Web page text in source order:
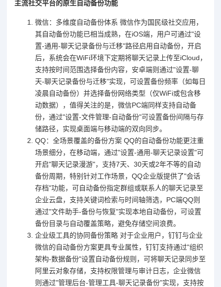
主流社交平台的原生自动备份功能
微信：多维度自动备份体系 微信作为国民级社交应用，
其自动备份功能已相当成熟，在iOS端，用户可通过"设
置-通用-聊天记录备份与迁移"路径启用自动备份，开启
后，系统会在WiFi环境下定期将聊天记录上传至iCloud，
支持按时间范围选择备份内容，安卓端则通过"设置-聊
天-聊天记录备份与迁移"实现，可设置备份频率（如每日
凌晨自动备份）并选择备份网络类型（仅WiFi或包含移
动数据），值得关注的是，微信PC端同样支持自动备
份，通过"设置-文件管理-自动备份"可设置备份间隔与存
储路径，实现桌面端与移动端的双向同步。
QQ：全场景覆盖的备份方案 QQ的自动备份功能更注重
场景细分，在移动端，通过"设置-通用-聊天记录设置"可
开启"聊天记录漫游"，支持7天、30天或2年不等的自动
备份周期，特别针对工作场景，QQ企业版提供了"会话
存档"功能，可自动备份指定群组或联系人的聊天记录至
企业云盘，支持关键词检索与时间轴筛选，PC端QQ则
通过"文件助手-备份与恢复"实现本地自动备份，可设置
备份目录与自动覆盖策略，避免存储空间浪费。
企业级工具的协同备份策略 对于企业用户，钉钉与企业
微信的自动备份方案更具专业属性，钉钉支持通过"组织
架构-数据备份"设置自动备份规则，可将聊天记录同步至
阿里云对象存储，支持权限管理与审计日志，企业微信
则通过"管理后台-管理工具-聊天记录备份"实现，支持按